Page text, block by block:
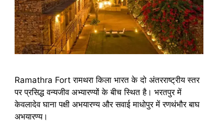
Ramathra Fort रामथरा किला भारत के दो अंतरराष्ट्रीय स्तर
पर प्रसिद्ध वन्यजीव अभ्यारण्यों के बीच स्थित है। भरतपुर में
केवलादेव घाना पक्षी अभयारण्य और सवाई माधोपुर में रणथंभौर बाघ
अभयारण्य।